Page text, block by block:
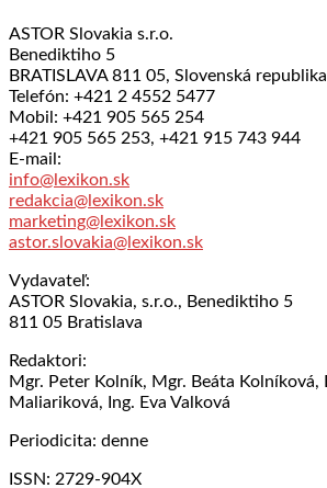
ASTOR Slovakia s.r.o.
Benediktiho 5
BRATISLAVA 811 05, Slovenská republika
Telefón: +421 2 4552 5477
Mobil: +421 905 565 254
+421 905 565 253, +421 915 743 944
E-mail:
info@lexikon.sk
redakcia@lexikon.sk
marketing@lexikon.sk
astor.slovakia@lexikon.sk
Vydavateľ:
ASTOR Slovakia, s.r.o., Benediktiho 5
811 05 Bratislava
Redaktori:
Mgr. Peter Kolník, Mgr. Beáta Kolníková,
Maliariková, Ing. Eva Valková
Periodicita: denne
ISSN: 2729-904X